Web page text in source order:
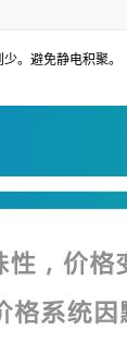
。避免静电积聚。